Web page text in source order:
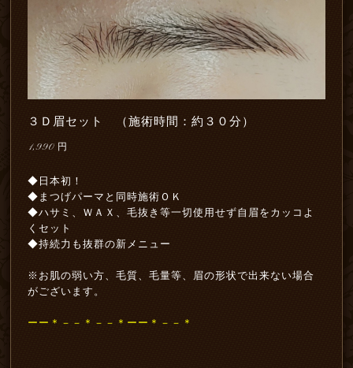
３Ｄ眉セット （施術時間：約３０分）
1,990 円
◆日本初！
◆まつげパーマと同時施術ＯＫ
◆ハサミ、ＷＡＸ、毛抜き等一切使用せず自眉をカッコよ
くセット
◆持続力も抜群の新メニュー
※お肌の弱い方、毛質、毛量等、眉の形状で出来ない場合
がございます。
ーー＊－－＊－－＊ーー＊－－＊